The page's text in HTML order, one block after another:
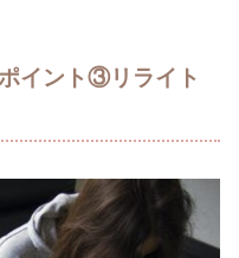
イント③リライト